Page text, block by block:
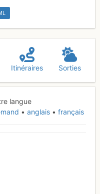
Itinéraires Sorties
langue
anglais français